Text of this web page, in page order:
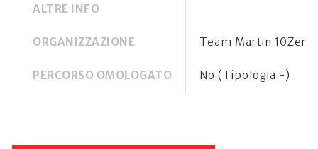
ALTRE INFO
ORGANIZZAZIONE Team Martin
PERCORSO OMOLOGATO No (Tipologia -)